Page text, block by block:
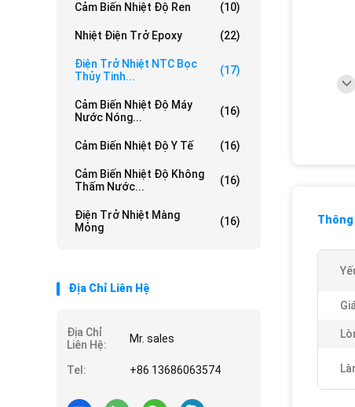
Cảm Biến Nhiệt Độ Ren (10)
Nhiệt Điện Trở Epoxy (22)
Điện Trở Nhiệt NTC Bọc
Thủy Tinh...
(17)
Cảm Biến Nhiệt Độ Máy
Nước Nóng...
(16)
Cảm Biến Nhiệt Độ Y Tế (16)
Cảm Biến Nhiệt Độ Không
Thấm Nước...
(16)
Điện Trở Nhiệt Màng
Mỏng
(16)
Địa Chỉ Liên Hệ
Địa Chỉ
Liên Hệ:
Mr. sales
Tel: +86 13686063574